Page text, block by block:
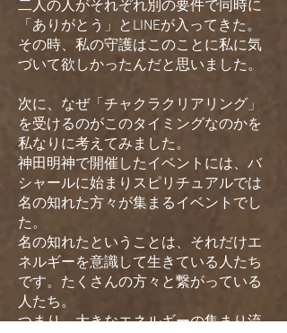
二人の人がそれぞれ別の要件で同時に
「ありがとう」とLINEが入ってきた。
その時、私の守護はこのことに私に気
づいて欲しかったんだと思いました。
次に、なぜ「チャクラクリアリング」
を受けるのがこのタイミングなのかを
私なりに考えてみました。
神田明神で開催したイベントには、バ
シャールに始まりスピリチュアルでは
名の知れた方々が集まるイベントでし
た。
名の知れたということは、それだけエ
ネルギーを意識して生きている人たち
です。たくさんの方々と繋がっている
人たち。
つまり、大きなエネルギーの集まり流